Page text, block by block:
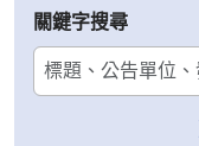
關鍵字搜尋